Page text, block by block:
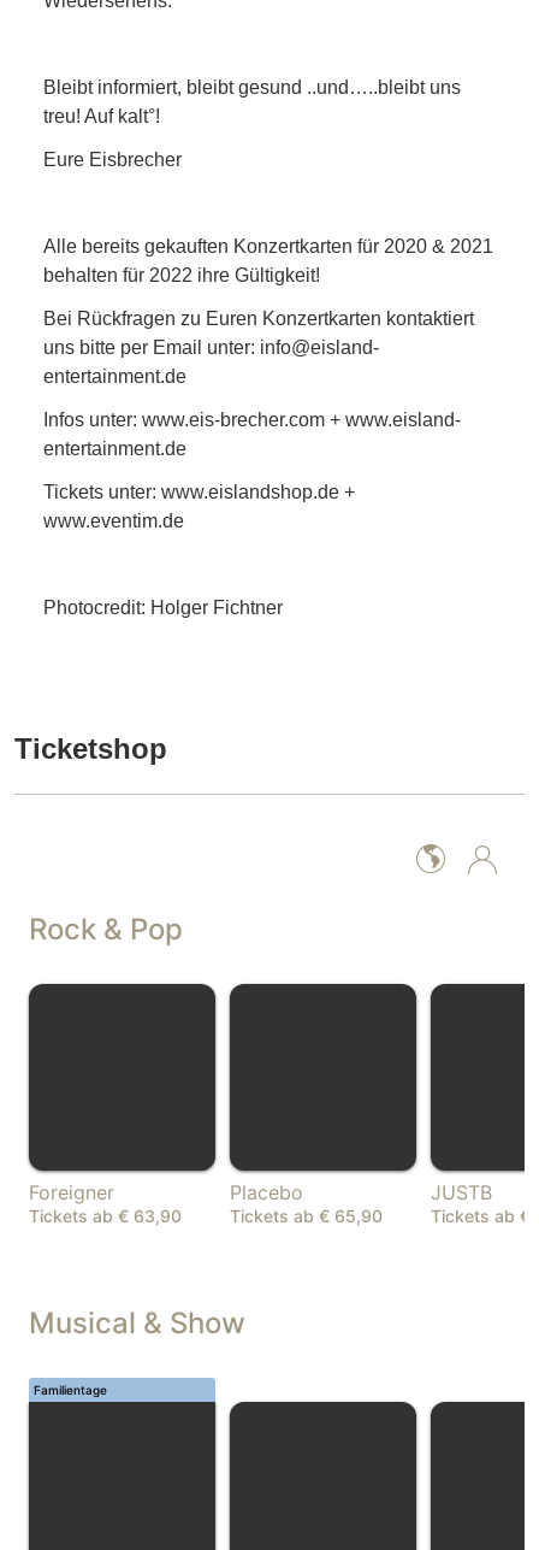
Bleibt informiert, bleibt gesund ..und…..bleibt uns
treu! Auf kalt°!
Eure Eisbrecher
Alle bereits gekauften Konzertkarten für 2020 & 2021
behalten für 2022 ihre Gültigkeit!
Bei Rückfragen zu Euren Konzertkarten kontaktiert
uns bitte per Email unter: info@eisland-
entertainment.de
Infos unter: www.eis-brecher.com + www.eisland-
entertainment.de
Tickets unter: www.eislandshop.de +
www.eventim.de
Photocredit: Holger Fichtner
Ticketshop